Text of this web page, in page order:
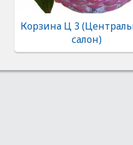
Корзина Ц 3
салон)